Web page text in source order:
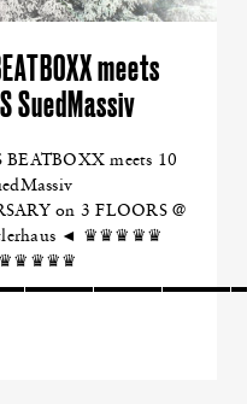
meets
SuedMassiv
meets 10
on 3 FLOORS @
◄ ♛♛♛♛♛
♛♛♛♛♛